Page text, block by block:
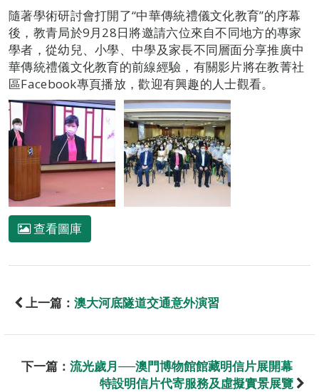
隨著學術研討會打開了“中華傳統禮儀文化教育”的序幕
後，教青局於9月28日將邀請六位來自不同地方的專家
學者，從幼兒、小學、中學及家長不同層面分享推廣中
華傳統禮儀文化教育的前線經驗，有關影片將在教菁社
區Facebook專頁播放，歡迎有興趣的人士觀看。
查看圖庫
上一篇： 澳大河底隧道交通意外演習
下一篇： 流光歲月──澳門博物館館藏明信片展開幕
特設明信片代寄服務及虛擬實景展覽